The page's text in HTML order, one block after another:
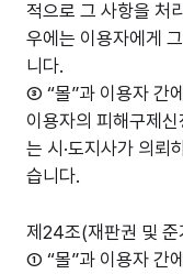
적으로 그 사항을 처
우에는 이용자에게
니다.
③ “몰”과 이용자 간
이용자의 피해구제
는 시·도지사가 의뢰
습니다.
제24조(재판권 및 준
① “몰”과 이용자 간